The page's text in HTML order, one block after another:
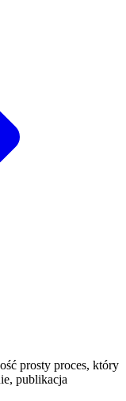
prosty proces, który
publikacja